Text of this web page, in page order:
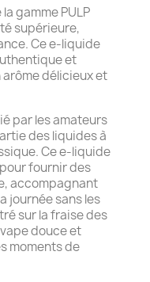
gamme PULP
supérieure,
Ce e-liquide
et
délicieux et
par les amateurs
des liquides à
Ce e-liquide
fournir des
accompagnant
journée sans les
sur la fraise des
douce et
moments de